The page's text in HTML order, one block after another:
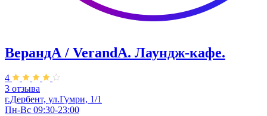
ВерандА / VerandA. ​Лаундж-кафе.
4
3 отзыва
г.Дербент, ул.Гумри, 1/1
Пн-Вс 09:30-23:00